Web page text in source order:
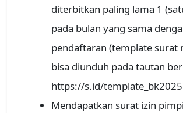
diterbitkan paling lama 1
pada bulan yang sama
pendaftaran (template surat
bisa diunduh pada tautan
https://s.id/template_bk2025
Mendapatkan surat izin